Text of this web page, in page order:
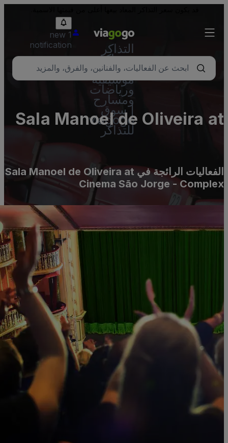
التذاكر
- تذاكر
حفلات
موسيقية
ورياضات
ومسارح
| سوق
viagogo
للتذاكر
1 new
notification
Sala Manoel de Oliveira
Cinema São Jorge
الفعاليات الرائجة في Sala Manoel de Oliveira at
Cinema São Jorge -